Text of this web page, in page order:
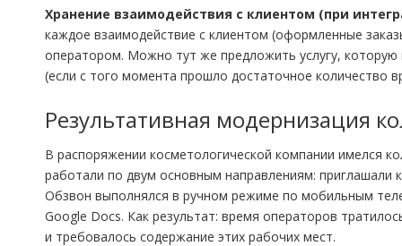
Хранение взаимодействия с клиентом (при
каждое взаимодействие с клиентом (оформленные
оператором. Можно тут же предложить услугу,
(если с того момента прошло достаточное количество
Результативная модернизация
В распоряжении косметологической компании имелся
работали по двум основным направлениям:
Обзвон выполнялся в ручном режиме по мобильным
Google Docs. Как результат: время операторов
и требовалось содержание этих рабочих мест.